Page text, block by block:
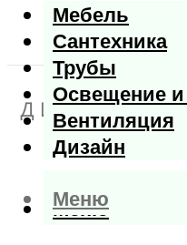
Мебель
Сантехника
Трубы
Освещение и
Вентиляция
Дизайн
Меню
Меню